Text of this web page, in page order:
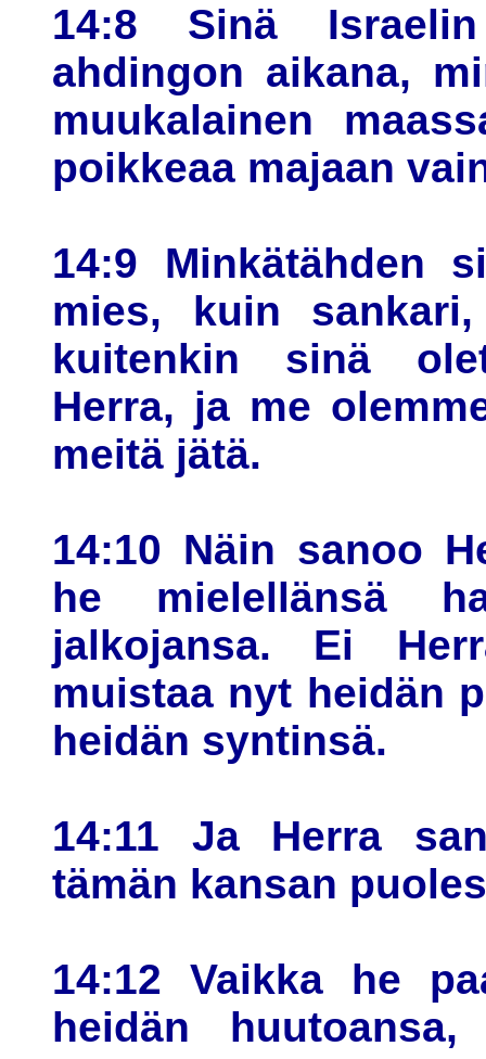
14:8 Sinä
ahdingon aikana,
muukalainen
poikkeaa majaan
14:9 Minkätähden
mies, kuin
kuitenkin sinä
Herra, ja me
meitä jätä.
14:10 Näin sanoo
he mielellänsä
jalkojansa. Ei
muistaa nyt heidän
heidän syntinsä.
14:11 Ja Herra
tämän kansan
14:12 Vaikka he
heidän